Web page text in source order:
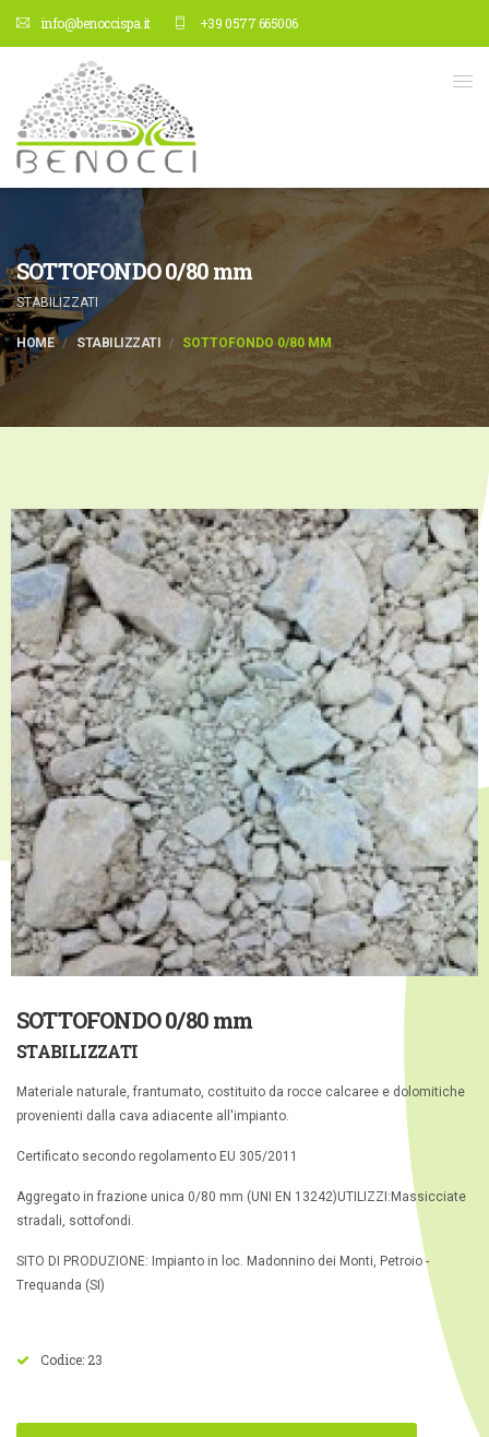
info@benoccispa.it +39 0577 665006
SOTTOFONDO 0/80 mm
STABILIZZATI
HOME STABILIZZATI SOTTOFONDO 0/80 MM
SOTTOFONDO 0/80 mm
STABILIZZATI
Materiale naturale, frantumato, costituito da rocce calcaree e dolomitiche
provenienti dalla cava adiacente all'impianto.
Certificato secondo regolamento EU 305/2011
Aggregato in frazione unica 0/80 mm (UNI EN 13242)UTILIZZI: Massicciate
stradali, sottofondi.
SITO DI PRODUZIONE: Impianto in loc. Madonnino dei Monti, Petroio -
Trequanda (SI)
Codice: 23